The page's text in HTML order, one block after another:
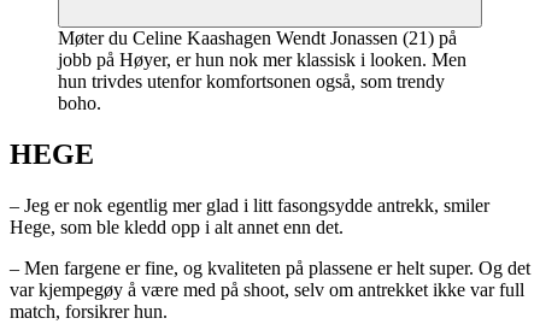
Møter du Celine Kaashagen Wendt Jonassen (21) på
jobb på Høyer, er hun nok mer klassisk i looken. Men
hun trivdes utenfor komfortsonen også, som trendy
boho.
HEGE
– Jeg er nok egentlig mer glad i litt fasongsydde antrekk, smiler
Hege, som ble kledd opp i alt annet enn det.
– Men fargene er fine, og kvaliteten på plassene er helt super. Og det
var kjempegøy å være med på shoot, selv om antrekket ikke var full
match, forsikrer hun.